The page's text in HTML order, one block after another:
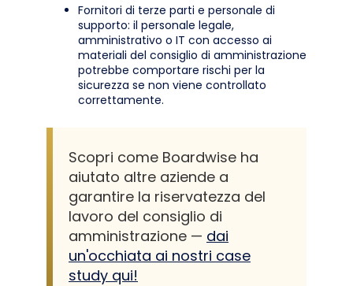
Fornitori di terze parti e personale di
supporto: il personale legale,
amministrativo o IT con accesso ai
materiali del consiglio di amministrazione
potrebbe comportare rischi per la
sicurezza se non viene controllato
correttamente.
Scopri come Boardwise ha
aiutato altre aziende a
garantire la riservatezza del
lavoro del consiglio di
amministrazione — dai
un'occhiata ai nostri case
study qui!